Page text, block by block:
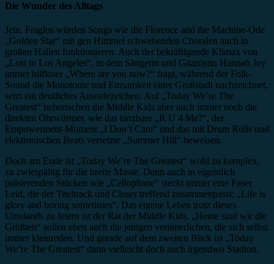
Die Wunder des Alltags
Jein. Fraglos würden Songs wie die Florence and the Machine-Ode
„Golden Star“ mit gen Himmel schwebenden Choralen auch in
großen Hallen funktionieren. Auch der bekräftigende Klimax von
„Lost in Los Angeles“, in dem Sängerin und Gitarristin Hannah Joy
immer hilfloser „Where are you now?“ fragt, während der Folk-
Sound die Monotonie und Einsamkeit einer Großstadt nachzeichnet,
setzt ein deutliches Ausrufezeichen. Auf „Today We’re The
Greatest“ beherrschen die Middle Kids aber auch immer noch die
direkten Ohrwürmer, wie das tanzbare „R U 4 Me?“, der
Empowerment-Moment „I Don’t Care“ und das mit Drum Rolls und
elektronischen Beats versetzte „Summer Hill“ beweisen.
Doch am Ende ist „Today We’re The Greatest“ wohl zu komplex,
zu zwiespältig für die breite Masse. Denn auch in eigentlich
pulsierenden Stücken wie „Cellophane“ steckt immer eine Faser
Leid, die der Titeltrack und Closer treffend zusammenpasst: „Life is
glory and boring sometimes“. Das eigene Leben trotz dieses
Umstands zu feiern ist der Rat der Middle Kids. „Heute sind wir die
Größten“ sollen eben auch die jenigen verinnerlichen, die sich selbst
immer kleinreden. Und gerade auf dem zweiten Blick ist „Today
We’re The Greatest“ dann vielleicht doch auch irgendwo Stadion.